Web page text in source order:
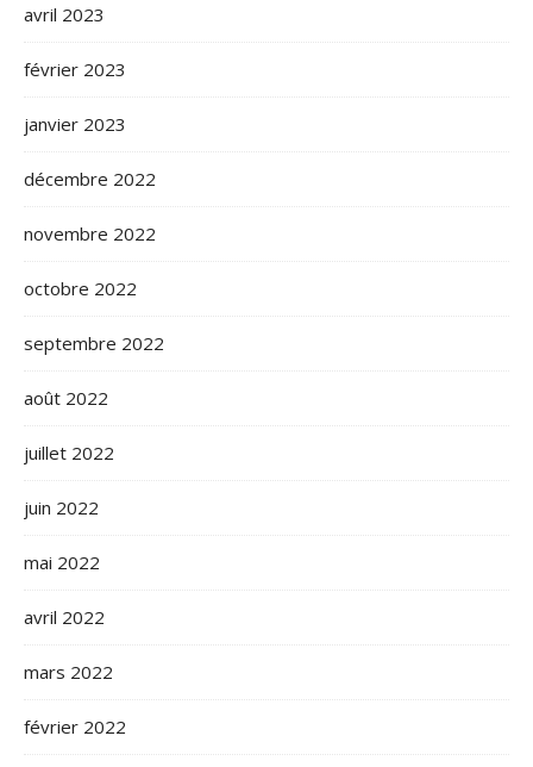
avril 2023
février 2023
janvier 2023
décembre 2022
novembre 2022
octobre 2022
septembre 2022
août 2022
juillet 2022
juin 2022
mai 2022
avril 2022
mars 2022
février 2022